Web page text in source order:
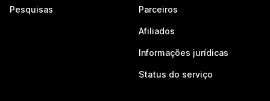
Pesquisas Parceiros
Afiliados
Informações jurídicas
Status do serviço